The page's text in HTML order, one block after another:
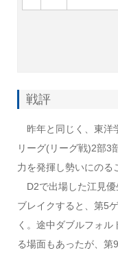
戦評
昨年と同じく、東洋
リーグ(リーグ戦)2部3
力を発揮し勢いにのる
D2で出場した江見優
ブレイクすると、第5
く。途中ダブルフォ
る場面もあったが、第